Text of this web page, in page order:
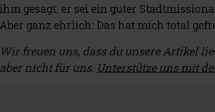
ihm gesagt, er sei ein guter
Aber ganz ehrlich: Das hat mich total
Wir freuen uns, dass du unsere Artikel
aber nicht für uns. Unterstütze uns mit